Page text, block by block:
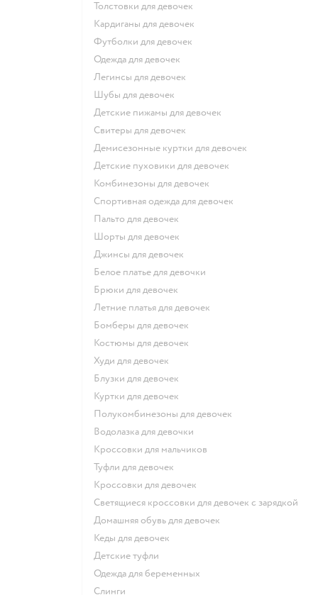
Толстовки для девочек
Кардиганы для девочек
Футболки для девочек
Одежда для девочек
Легинсы для девочек
Шубы для девочек
Детские пижамы для девочек
Свитеры для девочек
Демисезонные куртки для девочек
Детские пуховики для девочек
Комбинезоны для девочек
Спортивная одежда для девочек
Пальто для девочек
Шорты для девочек
Джинсы для девочек
Белое платье для девочки
Брюки для девочек
Летние платья для девочек
Бомберы для девочек
Костюмы для девочек
Худи для девочек
Блузки для девочек
Куртки для девочек
Полукомбинезоны для девочек
Водолазка для девочки
Кроссовки для мальчиков
Туфли для девочек
Кроссовки для девочек
Светящиеся кроссовки для девочек с зарядкой
Домашняя обувь для девочек
Кеды для девочек
Детские туфли
Одежда для беременных
Слинги